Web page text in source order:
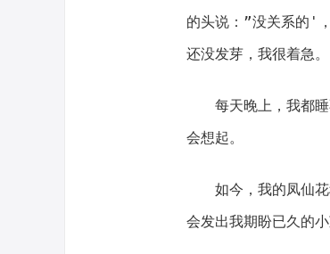
的头说：”没关系的'
还没发芽，我很着急。
每天晚上，我都
会想起。
如今，我的凤仙
会发出我期盼已久的小